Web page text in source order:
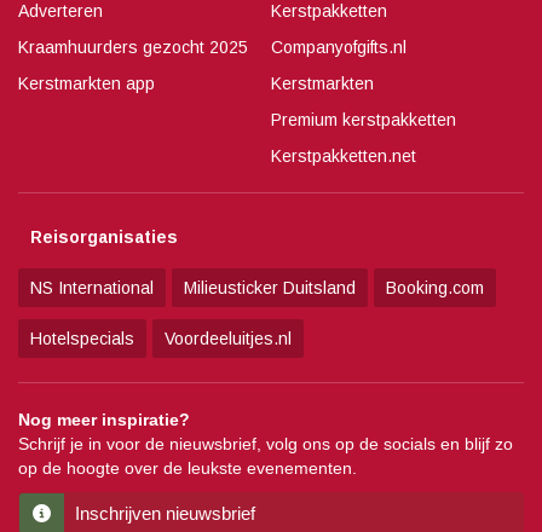
Adverteren
Kraamhuurders gezocht 2025
Kerstmarkten app
Kerstpakketten
Companyofgifts.nl
Kerstmarkten
Premium kerstpakketten
Kerstpakketten.net
Reisorganisaties
NS International Milieusticker Duitsland Booking.com
Hotelspecials Voordeeluitjes.nl
Nog meer inspiratie?
Schrijf je in voor de nieuwsbrief, volg ons op de socials en blijf zo
op de hoogte over de leukste evenementen.
Inschrijven nieuwsbrief